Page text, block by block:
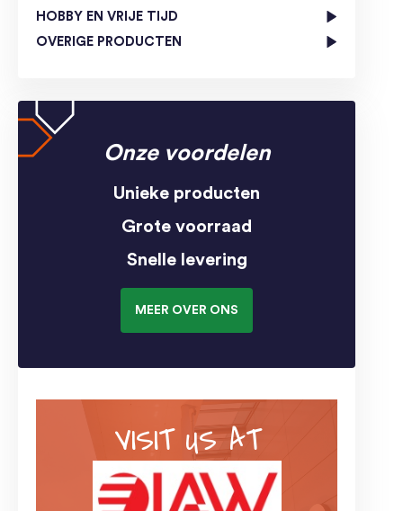
HOBBY EN VRIJE TIJD
OVERIGE PRODUCTEN
Onze voordelen
Unieke producten
Grote voorraad
Snelle levering
MEER OVER ONS
VISIT US AT